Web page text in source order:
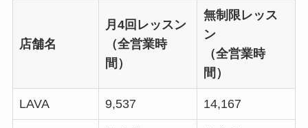
店舗名
月4回レッスン
（全営業時
間）
無制限レッス
ン
（全営業時
間）
LAVA 9,537 14,167